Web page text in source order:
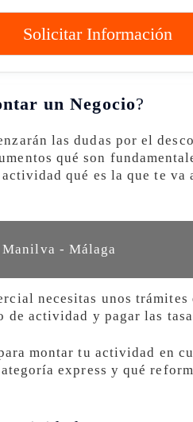
Solicitar Información
un Negocio?
las dudas por el
qué son
qué es la que te
- Málaga
necesitas unos
actividad y pagar las
montar tu actividad en
express y qué